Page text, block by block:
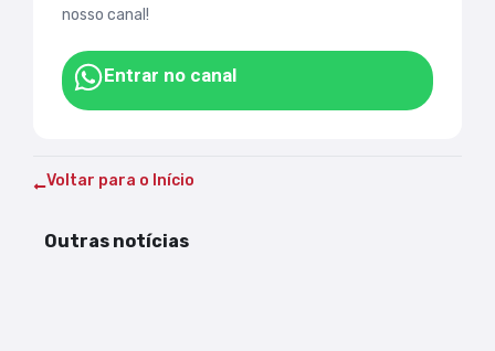
nosso canal!
Entrar no canal
Voltar para o Início
Outras notícias